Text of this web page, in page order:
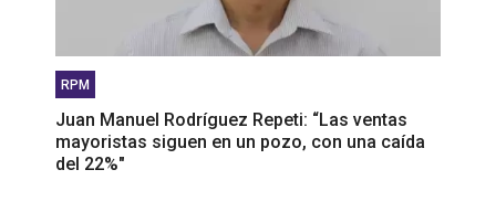
RPM
Juan Manuel Rodríguez Repeti: “Las ventas
mayoristas siguen en un pozo, con una caída
del 22%"